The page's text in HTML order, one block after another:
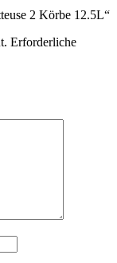
2 Körbe 12.5L“
Erforderliche